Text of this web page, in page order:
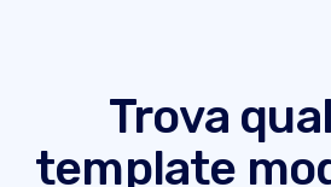
Trova
template